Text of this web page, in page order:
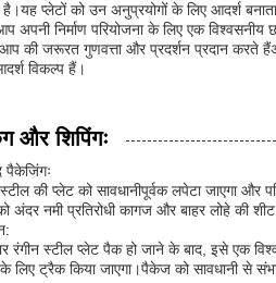
है।यह प्लेटों को उन अनुप्रयोगों के लिए आदर्श
अपनी निर्माण परियोजना के लिए एक
की जरूरत गुणवत्ता और प्रदर्शन प्रदान करते
विकल्प हैं।
और शिपिंगः
पैकेजिंगः
की प्लेट को सावधानीपूर्वक लपेटा जाएगा और
अंदर नमी प्रतिरोधी कागज और बाहर लोहे की
रंगीन स्टील प्लेट पैक हो जाने के बाद, इसे एक
लिए ट्रैक किया जाएगा।पैकेज को सावधानी से